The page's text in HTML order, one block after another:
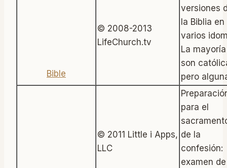
© 2008-2013
LifeChurch.tv
versiones
la Biblia en
varios
La
son
pero
© 2011 Little i Apps,
LLC
para el
de la
confesión:
examen de